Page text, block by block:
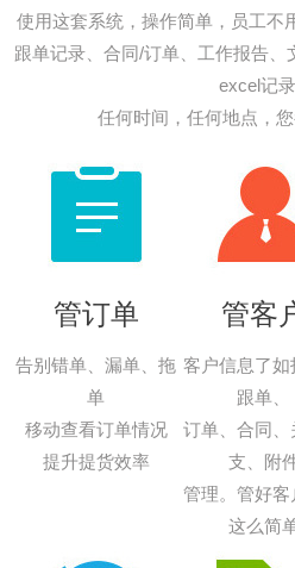
使用这套系统，操作简单，员工不
跟单记录、合同/订单、工作报告、
excel记录
任何时间，任何地点，您
管订单
告别错单、漏单、拖
单
移动查看订单情况
提升提货效率
管客
客户信息了如
跟单、
订单、合同、
支、附
管理。管好客
这么简